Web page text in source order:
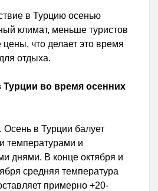
в Турцию осенью
климат, меньше туристов
что делает это время
отдыха.
во время осенних
. Осень в Турции балует
температурами и
днями. В конце октября и
средняя температура
примерно +20-